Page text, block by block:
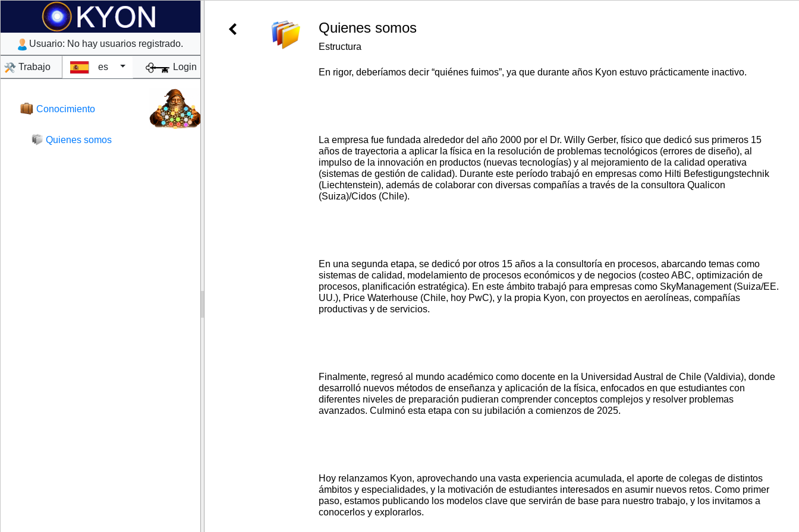
Usuario: No hay usuarios registrado.
Trabajo es Login
Conocimiento
Quienes somos
Quienes somos
Estructura
La empresa fue fundada alrededor del año 2000 por el Dr. Willy Gerber, físico que dedicó sus primeros 15
años de trayectoria a aplicar la física en la resolución de problemas tecnológicos (errores de diseño), al
impulso de la innovación en productos (nuevas tecnologías) y al mejoramiento de la calidad operativa
(sistemas de gestión de calidad). Durante este período trabajó en empresas como Hilti Befestigungstechnik
(Liechtenstein), además de colaborar con diversas compañías a través de la consultora Qualicon
En una segunda etapa, se dedicó por otros 15 años a la consultoría en procesos, abarcando temas como
sistemas de calidad, modelamiento de procesos económicos y de negocios (costeo ABC, optimización de
procesos, planificación estratégica). En este ámbito trabajó para empresas como SkyManagement (Suiza/EE.
UU.), Price Waterhouse (Chile, hoy PwC), y la propia Kyon, con proyectos en aerolíneas, compañías
Finalmente, regresó al mundo académico como docente en la Universidad Austral de Chile (Valdivia), donde
desarrolló nuevos métodos de enseñanza y aplicación de la física, enfocados en que estudiantes con
diferentes niveles de preparación pudieran comprender conceptos complejos y resolver problemas
Hoy relanzamos Kyon, aprovechando una vasta experiencia acumulada, el aporte de colegas de distintos
ámbitos y especialidades, y la motivación de estudiantes interesados en asumir nuevos retos. Como primer
paso, estamos publicando los modelos clave que servirán de base para nuestro trabajo, y los invitamos a